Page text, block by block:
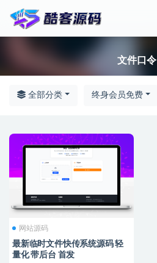
文件口令
全部分类 终身会员免费
网站源码
最新临时文件快传系统源码 轻
量化 带后台 首发